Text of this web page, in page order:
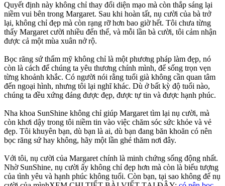
Quyết định này không chỉ thay đổi diện mạo mà còn thắp sáng lại
niềm vui bên trong Margaret. Sau khi hoàn tất, nụ cười của bà trở
lại, không chỉ đẹp mà còn rạng rỡ hơn bao giờ hết. Tôi chưa từng
thấy Margaret cười nhiều đến thế, và mỗi lần bà cười, tôi cảm nhận
được cả một mùa xuân nở rộ.
Bọc răng sứ thẩm mỹ không chỉ là một phương pháp làm đẹp, nó
còn là cách để chúng ta yêu thương chính mình, để sống trọn vẹn
từng khoảnh khắc. Có người nói rằng tuổi già không cần quan tâm
đến ngoại hình, nhưng tôi lại nghĩ khác. Dù ở bất kỳ độ tuổi nào,
chúng ta đều xứng đáng được đẹp, được tự tin và được hạnh phúc.
Nha khoa SunShine không chỉ giúp Margaret tìm lại nụ cười, mà
còn khơi dậy trong tôi niềm tin vào việc chăm sóc sức khỏe và vẻ
đẹp. Tôi khuyên bạn, dù bạn là ai, dù bạn đang băn khoăn có nên
bọc răng sứ hay không, hãy một lần ghé thăm nơi đây.
Với tôi, nụ cười của Margaret chính là minh chứng sống động nhất.
Nhờ SunShine, nụ cười ấy không chỉ đẹp hơn mà còn là biểu tượng
của tình yêu và hạnh phúc không tuổi. Còn bạn, tại sao không để nụ